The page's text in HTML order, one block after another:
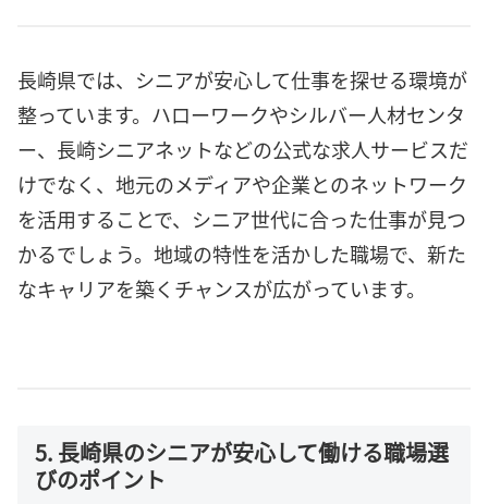
長崎県では、シニアが安心して仕事を探せる環境が
整っています。ハローワークやシルバー人材センタ
ー、長崎シニアネットなどの公式な求人サービスだ
けでなく、地元のメディアや企業とのネットワーク
を活用することで、シニア世代に合った仕事が見つ
かるでしょう。地域の特性を活かした職場で、新た
なキャリアを築くチャンスが広がっています。
5. 長崎県のシニアが安心して働ける職場選
びのポイント